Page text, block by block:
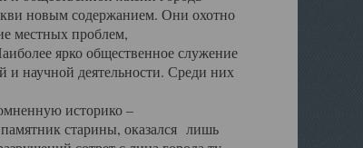
новым содержанием. Они охотно
местных проблем,
ярко общественное служение
и научной деятельности. Среди них
историко –
старины, оказался лишь